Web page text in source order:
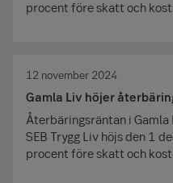
procent före skatt och
12 november 2024
Gamla Liv höjer
Återbäringsräntan i
SEB Trygg Liv höjs den 1
procent före skatt och